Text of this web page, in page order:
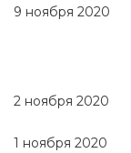
9 ноября 2020
2 ноября 2020
1 ноября 2020